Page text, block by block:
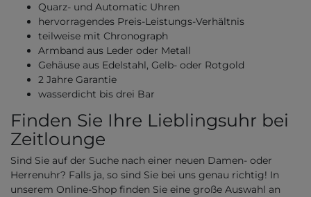
Quarz- und Automatic Uhren
hervorragendes Preis-Leistungs-Verhältnis
teilweise mit Chronograph
Armband aus Leder oder Metall
Gehäuse aus Edelstahl, Gelb- oder Rotgold
2 Jahre Garantie
wasserdicht bis drei Bar
Finden Sie Ihre Lieblingsuhr bei
Zeitlounge
Sind Sie auf der Suche nach einer neuen Damen- oder
Herrenuhr? Falls ja, so sind Sie bei uns genau richtig! In
unserem Online-Shop finden Sie eine große Auswahl an